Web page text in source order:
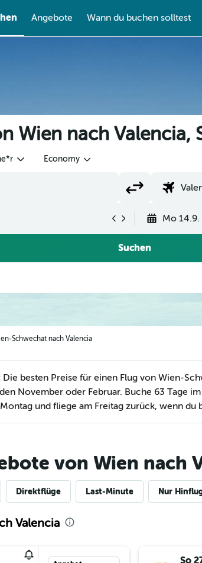
Angebote Wann du buchen solltest
Wien nach Valencia,
Economy
Mo 14.9.
Suchen
Schwechat nach Valencia
Die besten Preise für einen Flug von Wien-
November oder Februar. Buche 63 Tage
und fliege am Freitag zurück, wenn du
von Wien nach
Direktflüge Last-Minute Nur
Valencia
So